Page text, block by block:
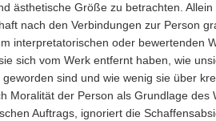
ästhetische Größe zu betrachten.
nach den Verbindungen zur Person
interpretatorischen oder bewertenden
sich vom Werk entfernt haben, wie
sind und wie wenig sie über
Moralität der Person als Grundlage des
Auftrags, ignoriert die